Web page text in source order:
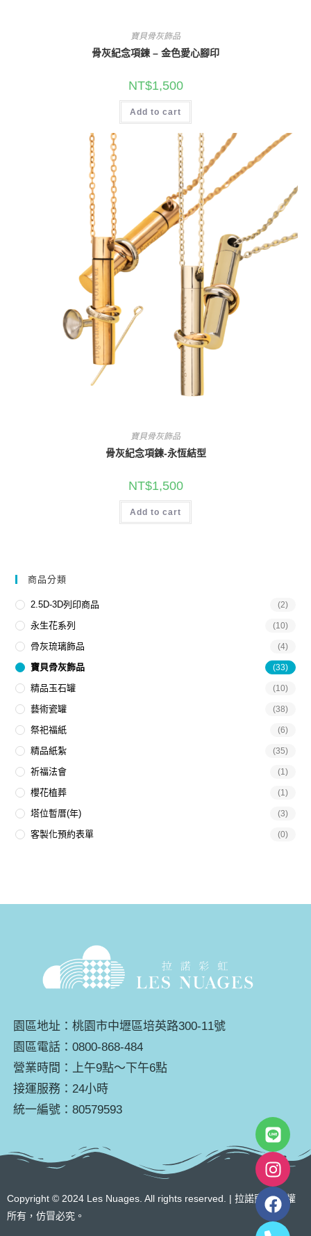
寶貝骨灰飾品
骨灰紀念項鍊 – 金色愛心腳印
NT$1,500
Add to cart
寶貝骨灰飾品
骨灰紀念項鍊-永恆結型
NT$1,500
Add to cart
商品分類
2.5D-3D列印商品 (2)
永生花系列 (10)
骨灰琉璃飾品 (4)
寶貝骨灰飾品 (33)
精品玉石罐 (10)
藝術瓷罐 (38)
祭祀福紙 (6)
精品紙紮 (35)
祈福法會 (1)
櫻花植葬 (1)
塔位暫厝(年) (3)
客製化預約表單 (0)
園區地址：桃園市中壢區培英路300-11號
園區電話：0800-868-484
營業時間：上午9點～下午6點
接運服務：24小時
統一編號：80579593
Copyright © 2024 Les Nuages. All rights reserved. | 拉諾寵物 版權
所有，仿冒必究。